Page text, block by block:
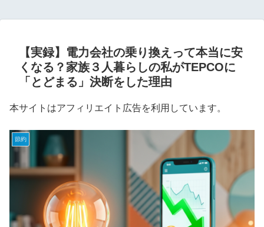
【実録】電力会社の乗り換えって本当に安
くなる？家族３人暮らしの私がTEPCOに
「とどまる」決断をした理由
本サイトはアフィリエイト広告を利用しています。
節約